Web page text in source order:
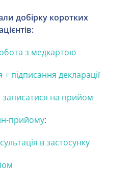
добірку коротких
з медкартою
+ підписання декларації
записатися на прийом
прийому:
в застосунку